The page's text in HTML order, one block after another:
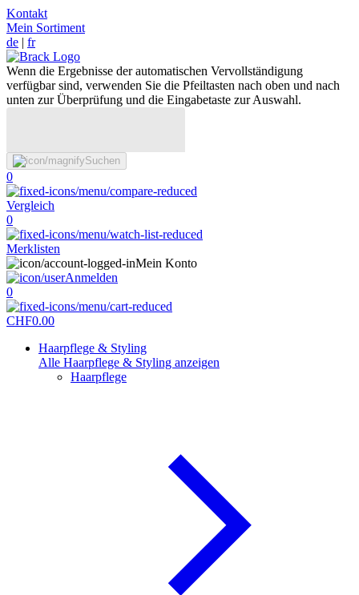
Kontakt
Mein Sortiment
de | fr
Wenn die Ergebnisse der automatischen Vervollständigung
verfügbar sind, verwenden Sie die Pfeiltasten nach oben und nach
unten zur Überprüfung und die Eingabetaste zur Auswahl.
Suchen
0
Vergleich
0
Merklisten
Mein Konto
Anmelden
0
CHF0.00
Haarpflege & Styling
Alle Haarpflege & Styling anzeigen
Haarpflege